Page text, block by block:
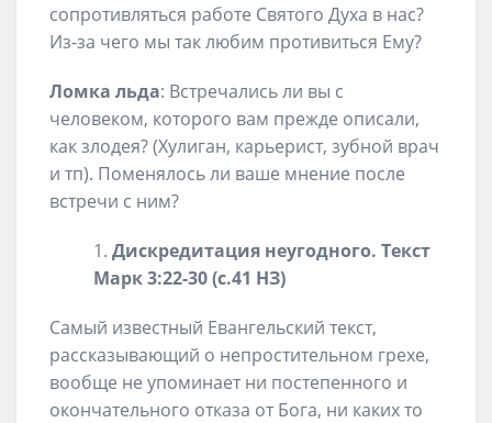
сопротивляться работе Святого Духа в нас?
Из-за чего мы так любим противиться Ему?
Ломка льда: Встречались ли вы с
человеком, которого вам прежде описали,
как злодея? (Хулиган, карьерист, зубной врач
и тп). Поменялось ли ваше мнение после
встречи с ним?
Дискредитация неугодного. Текст
Марк 3:22-30 (с.41 НЗ)
Самый известный Евангельский текст,
рассказывающий о непростительном грехе,
вообще не упоминает ни постепенного и
окончательного отказа от Бога, ни каких то